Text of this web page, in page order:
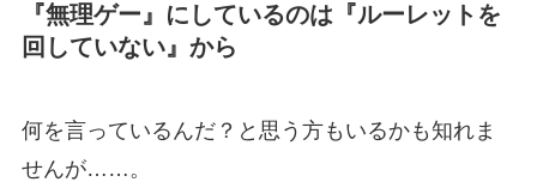
『無理ゲー』にしているのは『ルーレットを
回していない』から
何を言っているんだ？と思う方もいるかも知れま
せんが……。